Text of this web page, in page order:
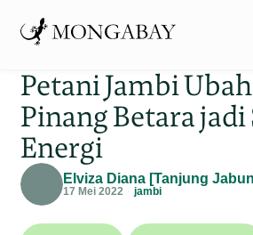
Petani Jambi
Pinang Betara
Energi
Elviza Diana [Tanjung
17 Mei 2022 jambi